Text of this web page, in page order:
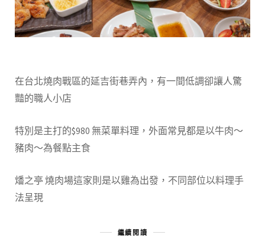
在台北燒肉戰區的延吉街巷弄內，有一間低調卻讓人驚
豔的職人小店
特別是主打的$980 無菜單料理，外面常見都是以牛肉～
豬肉～為餐點主食
燔之亭 燒肉場這家則是以雞為出發，不同部位以料理手
法呈現
繼續閱讀